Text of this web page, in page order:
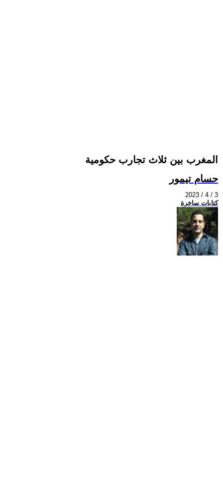
المغرب بين ثلاث تجارب حكومية
حسام تيمور
2023 / 4 / 3
كتابات ساخرة